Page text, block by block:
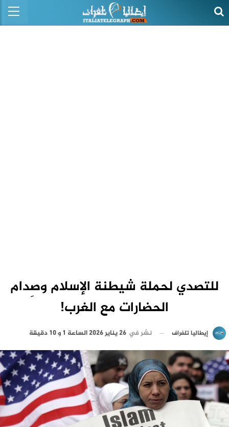
للتصدي لحملة شيطنة الإسلام وصِدام
الحضارات مع الغرب!
إيطاليا تلغراف نشر في 26 يناير 2026 الساعة 1 و 10 دقيقة